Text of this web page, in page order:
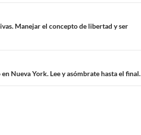
Manejar el concepto de libertad y ser
Nueva York. Lee y asómbrate hasta el final.